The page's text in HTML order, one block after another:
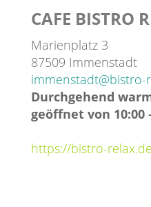
CAFE BISTRO
Marienplatz 3
87509 Immenstadt
immenstadt@bistro-
Durchgehend
geöffnet von 10:00
https://bistro-